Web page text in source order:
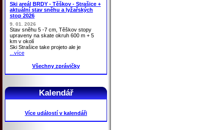
Ski areál BRDY - Těškov - Strašice +
aktuální stav sněhu a lyžařských
stop 2026
9. 01. 2026
Stav sněhu 5 -7 cm, Těškov stopy
upraveny na skate okruh 600 m + 5
km v okolí
Ski Strašice take projeto ale je
...více
Všechny zprávičky
Kalendář
Více událostí v kalendáři